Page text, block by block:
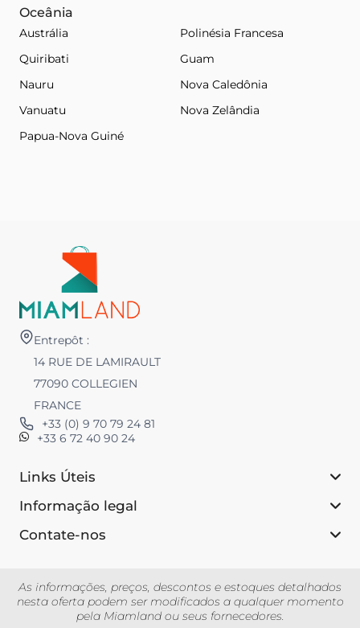
Oceânia
Austrália
Polinésia Francesa
Quiribati
Guam
Nauru
Nova Caledônia
Vanuatu
Nova Zelândia
Papua-Nova Guiné
Entrepôt :
14 RUE DE LAMIRAULT
77090 COLLEGIEN
FRANCE
+33 (0) 9 70 79 24 81
+33 6 72 40 90 24
Links Úteis
Informação legal
Contate-nos
As informações, preços, descontos e estoques detalhados
nesta oferta podem ser modificados a qualquer momento
pela Miamland ou seus fornecedores.